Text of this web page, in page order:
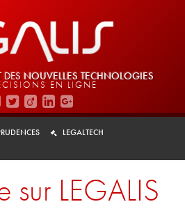
DES NOUVELLES TECHNOLOGIES
EN LIGNE
LEGALTECH
sur LEGALIS